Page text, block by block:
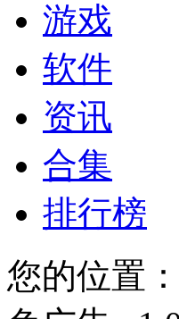
游戏
软件
资讯
合集
排行榜
您的位置：